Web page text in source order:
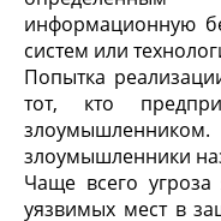
информационную
систем или
Попытка
тот, кто
злоумышленники
Чаще всего угроза
уязвимых мест в